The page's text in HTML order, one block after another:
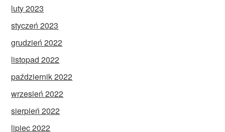
luty 2023
styczeń 2023
grudzień 2022
listopad 2022
październik 2022
wrzesień 2022
sierpień 2022
lipiec 2022